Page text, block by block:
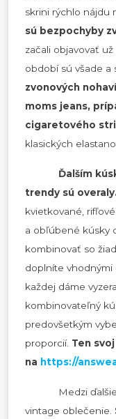
skrini rýchlo nájdu
sú bezpochyby
začali objavovať
období sú všade a
zvonových
moms jeans,
cigaretového
klasických
Ďalším
trendy sú overaly.
kvietkované,
a obľúbené kúsky
kombinovať so
doplníte vhodnými
každej dáme
kombinovateľný
predovšetkým
proporcií. Ten
na https://
Medzi ďalšie
vintage oblečenie.